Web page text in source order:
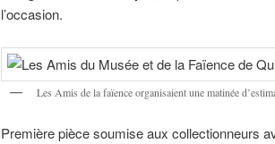
l’occasion.
Les Amis de la faïence organisaient une matinée
Première pièce soumise aux collectionneurs